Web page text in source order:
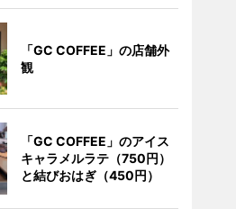
「GC COFFEE」の店舗外
観
「GC COFFEE」のアイス
キャラメルラテ（750円）
と結びおはぎ（450円）